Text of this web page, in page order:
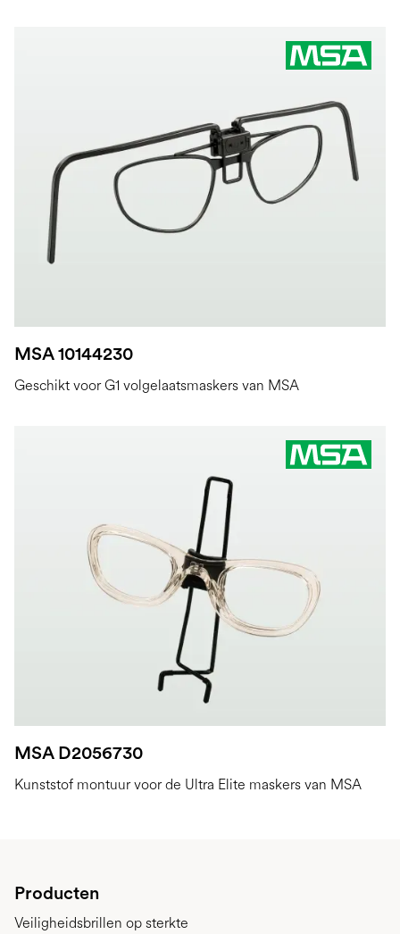
MSA 10144230
Geschikt voor G1 volgelaatsmaskers van MSA
MSA D2056730
Kunststof montuur voor de Ultra Elite maskers van MSA
Producten
Veiligheidsbrillen op sterkte